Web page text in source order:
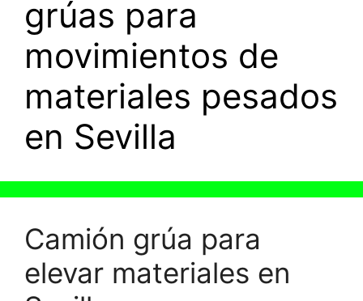
grúas para
movimientos de
materiales pesados
en Sevilla
Camión grúa para
elevar materiales en